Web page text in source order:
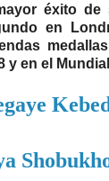
éxito
en
y en el